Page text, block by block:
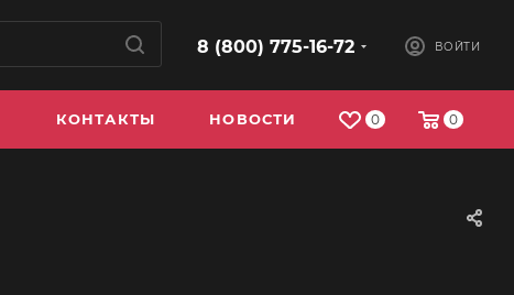
8 (800) 775-16-72 ВОЙТИ
0 0
КОНТАКТЫ НОВОСТИ